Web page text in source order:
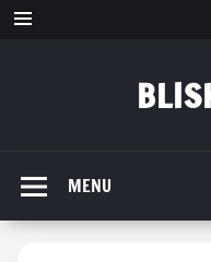
Przejdź
MENU